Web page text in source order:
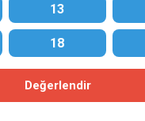
13
18
Değerlendir